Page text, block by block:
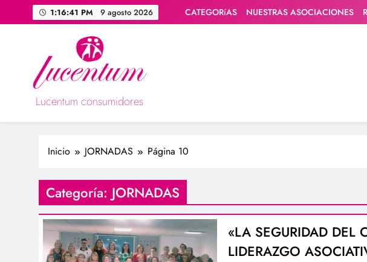
al
1:16:42 PM 9 agosto 2026 CATEGORíAS NUESTRAS ASOCIACIONES
Lucentum consumidores
Asociación de consumidores / consumidoras Lucentum
Inicio JORNADAS Página 10
Categoría: JORNADAS
«LA SEGURIDAD DEL
LIDERAZGO